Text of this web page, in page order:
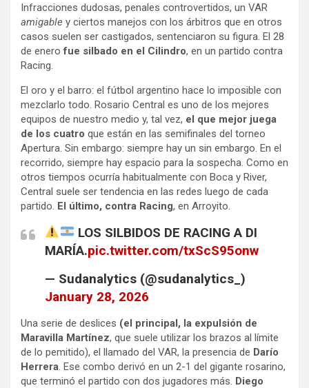
Infracciones dudosas, penales controvertidos, un VAR
amigable y ciertos manejos con los árbitros que en otros
casos suelen ser castigados, sentenciaron su figura. El 28
de enerofue silbado en el Cilindro, en un partido contra
Racing.
El oro y el barro: el fútbol argentino hace lo imposible con
mezclarlo todo. Rosario Central es uno de los mejores
equipos de nuestro medio y, tal vez, el que mejor juega
de los cuatro que están en las semifinales del torneo
Apertura. Sin embargo: siempre hay un sin embargo. En el
recorrido, siempre hay espacio para la sospecha. Como en
otros tiempos ocurría habitualmente con Boca y River,
Central suele ser tendencia en las redes luego de cada
partido. El último, contra Racing, en Arroyito.
LOS SILBIDOS DE RACING A DI
MARÍA.pic.twitter.com/txScS95onw
— Sudanalytics (@sudanalytics_)
January 28, 2026
Una serie de deslices (el principal, la expulsión de
Maravilla Martínez, que suele utilizar los brazos al límite
de lo pemitido), el llamado del VAR, la presencia de Darío
Herrera . Ese combo derivó en un 2-1 del gigante rosarino,
que terminó el partido con dos jugadores más. Diego